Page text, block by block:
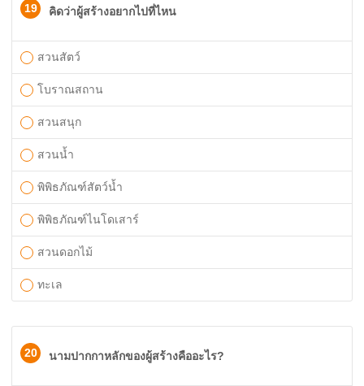
19 คิดว่าผู้สร้างอยากไปที่ไหน
สวนสัตว์
โบราณสถาน
สวนสนุก
สวนน้ำ
พิพิธภัณฑ์สัตว์น้ำ
พิพิธภัณฑ์ไนโดเสาร์
สวนดอกไม้
ทะเล
20 นามปากกาหลักของผู้สร้างคืออะไร?